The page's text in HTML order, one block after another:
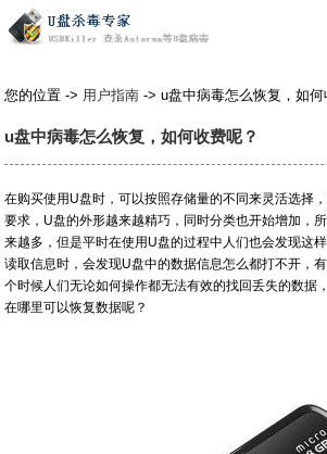
您的位置 -> 用户指南 -> u盘中病毒怎么恢复，如何
u盘中病毒怎么恢复，如何收费呢？
在购买使用U盘时，可以按照存储量的不同来灵活选择
要求，U盘的外形越来越精巧，同时分类也开始增加，
来越多，但是平时在使用U盘的过程中人们也会发现这
读取信息时，会发现U盘中的数据信息怎么都打不开，
个时候人们无论如何操作都无法有效的找回丢失的数据
在哪里可以恢复数据呢？